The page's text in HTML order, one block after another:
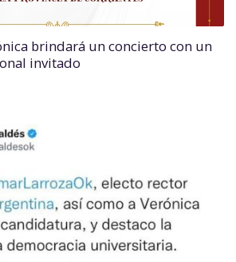
brindará un concierto con un
invitado